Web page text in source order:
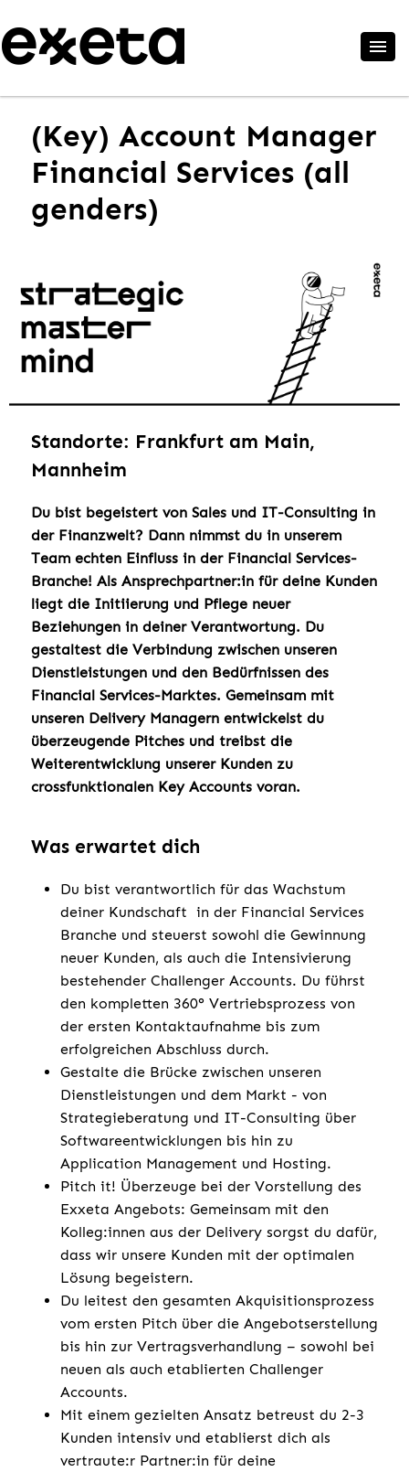
(Key) Account Manager
Financial Services (all
genders)
Standorte: Frankfurt am Main,
Mannheim
Du bist begeistert von Sales und IT-Consulting in
der Finanzwelt? Dann nimmst du in unserem
Team echten Einfluss in der Financial Services-
Branche! Als Ansprechpartner:in für deine Kunden
liegt die Initiierung und Pflege neuer
Beziehungen in deiner Verantwortung. Du
gestaltest die Verbindung zwischen unseren
Dienstleistungen und den Bedürfnissen des
Financial Services-Marktes. Gemeinsam mit
unseren Delivery Managern entwickelst du
überzeugende Pitches und treibst die
Weiterentwicklung unserer Kunden zu
crossfunktionalen Key Accounts voran.
Was erwartet dich
Du bist verantwortlich für das Wachstum
deiner Kundschaft in der Financial Services
Branche und steuerst sowohl die Gewinnung
neuer Kunden, als auch die Intensivierung
bestehender Challenger Accounts. Du führst
den kompletten 360° Vertriebsprozess von
der ersten Kontaktaufnahme bis zum
erfolgreichen Abschluss durch.
Gestalte die Brücke zwischen unseren
Dienstleistungen und dem Markt - von
Strategieberatung und IT-Consulting über
Softwareentwicklungen bis hin zu
Application Management und Hosting.
Pitch it! Überzeuge bei der Vorstellung des
Exxeta Angebots: Gemeinsam mit den
Kolleg:innen aus der Delivery sorgst du dafür,
dass wir unsere Kunden mit der optimalen
Lösung begeistern.
Du leitest den gesamten Akquisitionsprozess
vom ersten Pitch über die Angebotserstellung
bis hin zur Vertragsverhandlung – sowohl bei
neuen als auch etablierten Challenger
Accounts.
Mit einem gezielten Ansatz betreust du 2-3
Kunden intensiv und etablierst dich als
vertraute:r Partner:in für deine